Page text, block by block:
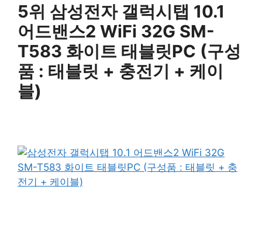
5위 삼성전자 갤럭시탭 10.1
어드밴스2 WiFi 32G SM-
T583 화이트 태블릿PC (구성
품 : 태블릿 + 충전기 + 케이
블)